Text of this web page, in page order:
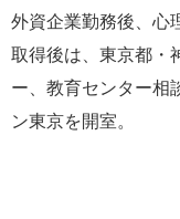
外資企業勤務後、心
取得後は、東京都・
ー、教育センター相
ン東京を開室。